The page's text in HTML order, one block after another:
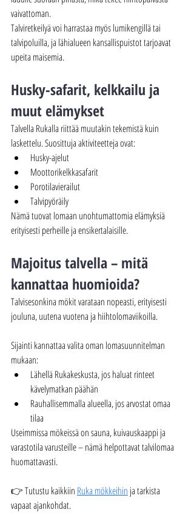
vaivattoman.
Talviretkeilyä voi harrastaa myös lumikengillä tai
talvipoluilla, ja lähialueen kansallispuistot tarjoavat
upeita maisemia.
Husky-safarit, kelkkailu ja
muut elämykset
Talvella Rukalla riittää muutakin tekemistä kuin
laskettelu. Suosittuja aktiviteetteja ovat:
Husky-ajelut
Moottorikelkkasafarit
Porotilavierailut
Talvipyöräily
Nämä tuovat lomaan unohtumattomia elämyksiä
erityisesti perheille ja ensikertalaisille.
Majoitus talvella – mitä
kannattaa huomioida?
Talvisesonkina mökit varataan nopeasti, erityisesti
jouluna, uutena vuotena ja hiihtolomaviikoilla.
Sijainti kannattaa valita oman lomasuunnitelman
mukaan:
Lähellä Rukakeskusta, jos haluat rinteet
kävelymatkan päähän
Rauhallisemmalla alueella, jos arvostat omaa
tilaa
Useimmissa mökeissä on sauna, kuivauskaappi ja
varastotila varusteille – nämä helpottavat talvilomaa
huomattavasti.
👉 Tutustu kaikkiin Ruka mökkeihin ja tarkista
vapaat ajankohdat.